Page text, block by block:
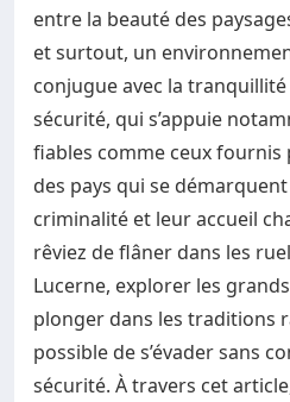
entre la beauté des
et surtout, un
conjugue avec la
sécurité, qui s’appuie
fiables comme ceux fournis
des pays qui se
criminalité et leur accueil
rêviez de flâner dans les
Lucerne, explorer les
plonger dans les traditions
possible de s’évader sans
sécurité. À travers cet